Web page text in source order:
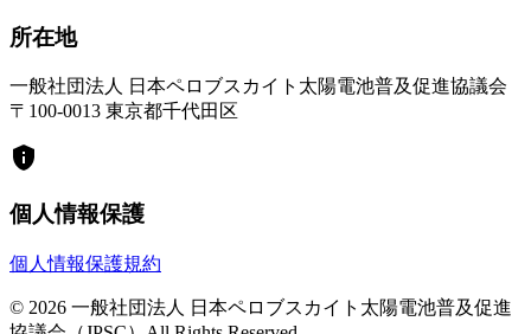
所在地
一般社団法人 日本ペロブスカイト太陽電池普及促進協議会
〒100-0013 東京都千代田区
個人情報保護
個人情報保護規約
© 2026 一般社団法人 日本ペロブスカイト太陽電池普及促進